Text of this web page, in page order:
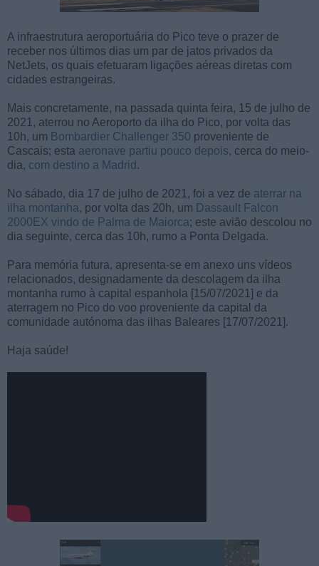
A infraestrutura aeroportuária do Pico teve o prazer de
receber nos últimos dias um par de jatos privados da
NetJets, os quais efetuaram ligações aéreas diretas com
cidades estrangeiras.
Mais concretamente, na passada quinta feira, 15 de julho de
2021, aterrou no Aeroporto da ilha do Pico, por volta das
10h, um Bombardier Challenger 350 proveniente de
Cascais; esta aeronave partiu pouco depois, cerca do meio-
dia, com destino a Madrid .
No sábado, dia 17 de julho de 2021, foi a vez de aterrar na
ilha montanha, por volta das 20h, um Dassault Falcon
2000EX vindo de Palma de Maiorca; este avião descolou no
dia seguinte, cerca das 10h, rumo a Ponta Delgada.
Para memória futura, apresenta-se em anexo uns vídeos
relacionados, designadamente da descolagem da ilha
montanha rumo à capital espanhola [15/07/2021] e da
aterragem no Pico do voo proveniente da capital da
comunidade autónoma das ilhas Baleares [17/07/2021].
Haja saúde!